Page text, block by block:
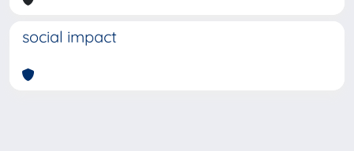
social impact